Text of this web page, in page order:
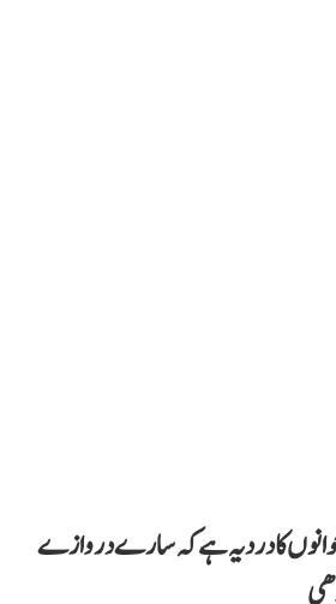
کا درد یہ ہے کہ سارے دروازے